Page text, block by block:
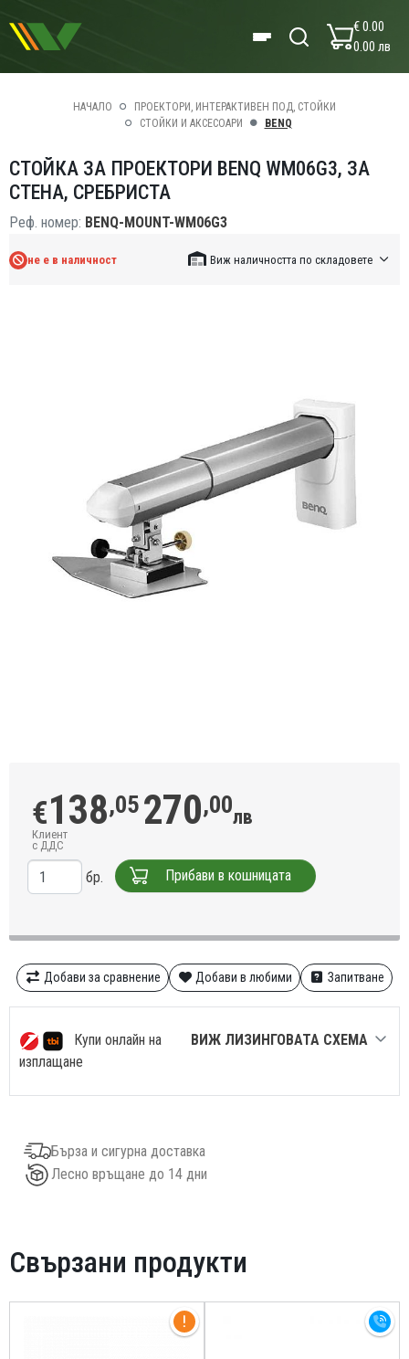
€ 0.00
0.00 лв
НАЧАЛО
ПРОЕКТОРИ, ИНТЕРАКТИВЕН ПОД, СТОЙКИ
СТОЙКИ И АКСЕСОАРИ
BENQ
СТОЙКА ЗА ПРОЕКТОРИ BENQ WM06G3, ЗА
СТЕНА, СРЕБРИСТА
Реф. номер: BENQ-MOUNT-WM06G3
не е в наличност Виж наличността по складовете
€138,05 270,00лв
Клиент
с ДДС
бр. Прибави в кошницата
Добави за сравнение Добави в любими Запитване
Купи онлайн на
изплащане
ВИЖ ЛИЗИНГОВАТА СХЕМА
Бърза и сигурна доставка
Лесно връщане до 14 дни
Свързани продукти